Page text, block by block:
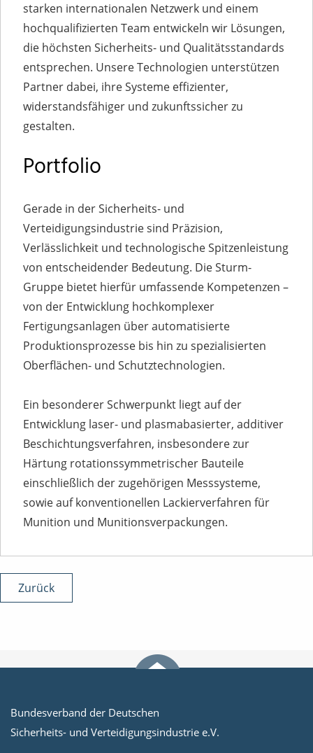
starken internationalen Netzwerk und einem
hochqualifizierten Team entwickeln wir Lösungen,
die höchsten Sicherheits- und Qualitätsstandards
entsprechen. Unsere Technologien unterstützen
Partner dabei, ihre Systeme effizienter,
widerstandsfähiger und zukunftssicher zu
gestalten.
Portfolio
Gerade in der Sicherheits- und
Verteidigungsindustrie sind Präzision,
Verlässlichkeit und technologische Spitzenleistung
von entscheidender Bedeutung. Die Sturm-
Gruppe bietet hierfür umfassende Kompetenzen –
von der Entwicklung hochkomplexer
Fertigungsanlagen über automatisierte
Produktionsprozesse bis hin zu spezialisierten
Oberflächen- und Schutztechnologien.
Ein besonderer Schwerpunkt liegt auf der
Entwicklung laser- und plasmabasierter, additiver
Beschichtungsverfahren, insbesondere zur
Härtung rotationssymmetrischer Bauteile
einschließlich der zugehörigen Messsysteme,
sowie auf konventionellen Lackierverfahren für
Munition und Munitionsverpackungen.
Zurück
Bundesverband der Deutschen
Sicherheits- und Verteidigungsindustrie e.V.